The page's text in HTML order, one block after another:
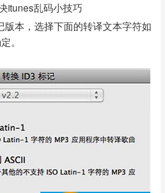
乱码小技巧
本，选择下面的转译文本字符如
。